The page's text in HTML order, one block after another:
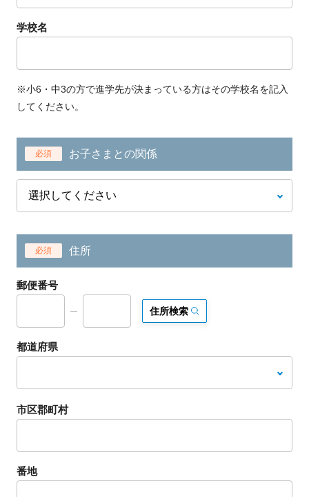
学校名
※小6・中3の方で進学先が決まっている方はその学校名を記入
してください。
必須 お子さまとの関係
必須 住所
郵便番号
住所検索
都道府県
市区郡町村
番地